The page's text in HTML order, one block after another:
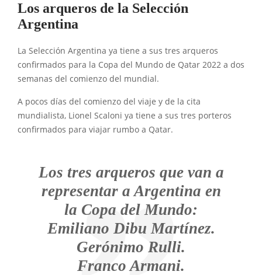
Los arqueros de la Selección
Argentina
La Selección Argentina ya tiene a sus tres arqueros
confirmados para la Copa del Mundo de Qatar 2022 a dos
semanas del comienzo del mundial.
A pocos días del comienzo del viaje y de la cita
mundialista, Lionel Scaloni ya tiene a sus tres porteros
confirmados para viajar rumbo a Qatar.
Los tres arqueros que van a
representar a Argentina en
la Copa del Mundo:
Emiliano Dibu Martínez.
Gerónimo Rulli.
Franco Armani.